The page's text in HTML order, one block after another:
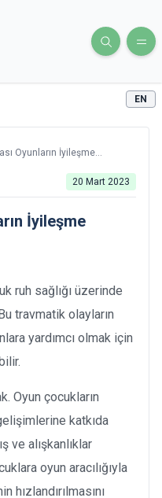
EN
Oyunların İyileşme
20 Mart 2023
İyileşme
ruh sağlığı üzerinde
travmatik olayların
yardımcı olmak için
Oyun çocukların
katkıda
ve alışkanlıklar
oyun aracılığıyla